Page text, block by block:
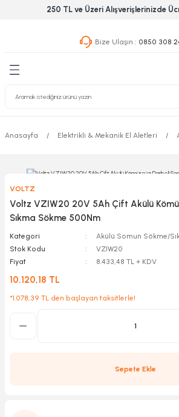
250 TL ve Üzeri Alışverişlerinizde
Bize Ulaşın : 0850 308
Geri Dön
Geri Dön
& Nalburiye
Grubu
Geri Dön
Anasayfa Elektrikli & Mekanik El Aletleri
VOLTZ
Voltz VZIW20 20V 5Ah Çift Akülü
Sıkma Sökme 500Nm
Kategori
Akülü Somun Sökme/
Stok Kodu
VZIW20
Fiyat
8.433,48 TL + KDV
10.120,18 TL
*1.078,39 TL den başlayan taksitlerle!
Sepete Ekle